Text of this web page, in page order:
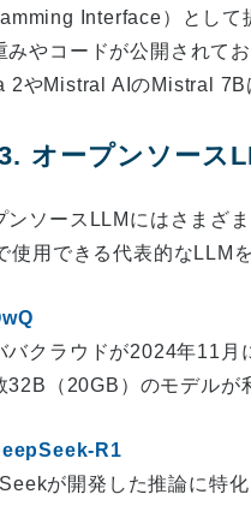
Interface）として
みやコードが公開されて
2やMistral AIのMistral 7B
オープンソース
ンソースLLMにはさまざ
使用できる代表的なLLM
バクラウドが2024年11月
32B（20GB）のモデルが
R1
が開発した推論に特